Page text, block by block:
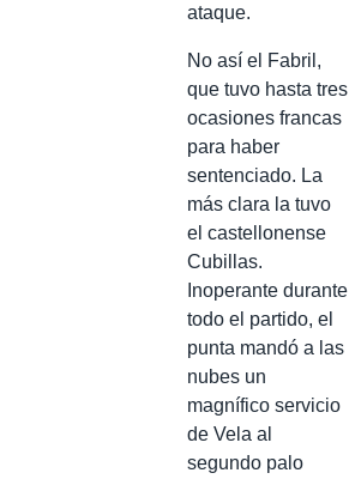
ataque.
No así el Fabril,
que tuvo hasta tres
ocasiones francas
para haber
sentenciado. La
más clara la tuvo
el castellonense
Cubillas.
Inoperante durante
todo el partido, el
punta mandó a las
nubes un
magnífico servicio
de Vela al
segundo palo